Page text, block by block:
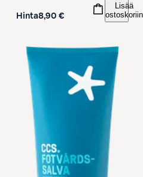
Hinta8,90 €
Lisää
ostoskoriin